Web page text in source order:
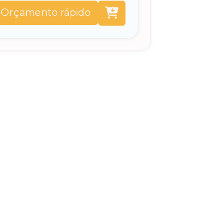
Orçamento rápido